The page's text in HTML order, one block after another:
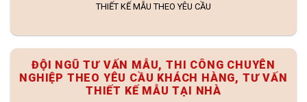
THIẾT KẾ MẪU THEO YÊU CẦU
ĐỘI NGŨ TƯ VẤN MẪU, THI CÔNG CHUYÊN
NGHIỆP THEO YÊU CẦU KHÁCH HÀNG, TƯ VẤN
THIẾT KẾ MẪU TẠI NHÀ